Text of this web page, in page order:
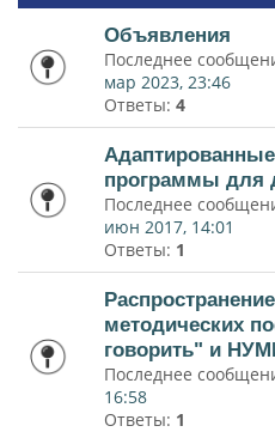
Объявления
Последнее
мар 2023, 23:46
Ответы: 4
программы для
Последнее
июн 2017, 14:01
Ответы: 1
методических
говорить" и
Последнее
16:58
Ответы: 1